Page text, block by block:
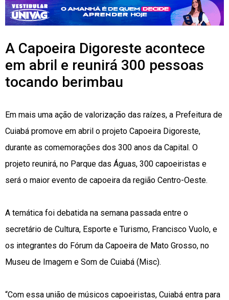
A Capoeira Digoreste acontece
em abril e reunirá 300 pessoas
tocando berimbau
Em mais uma ação de valorização das raízes, a Prefeitura de
Cuiabá promove em abril o projeto Capoeira Digoreste,
durante as comemorações dos 300 anos da Capital. O
projeto reunirá, no Parque das Águas, 300 capoeiristas e
será o maior evento de capoeira da região Centro-Oeste.
A temática foi debatida na semana passada entre o
secretário de Cultura, Esporte e Turismo, Francisco Vuolo, e
os integrantes do Fórum da Capoeira de Mato Grosso, no
Museu de Imagem e Som de Cuiabá (Misc).
“Com essa união de músicos capoeiristas, Cuiabá entra para